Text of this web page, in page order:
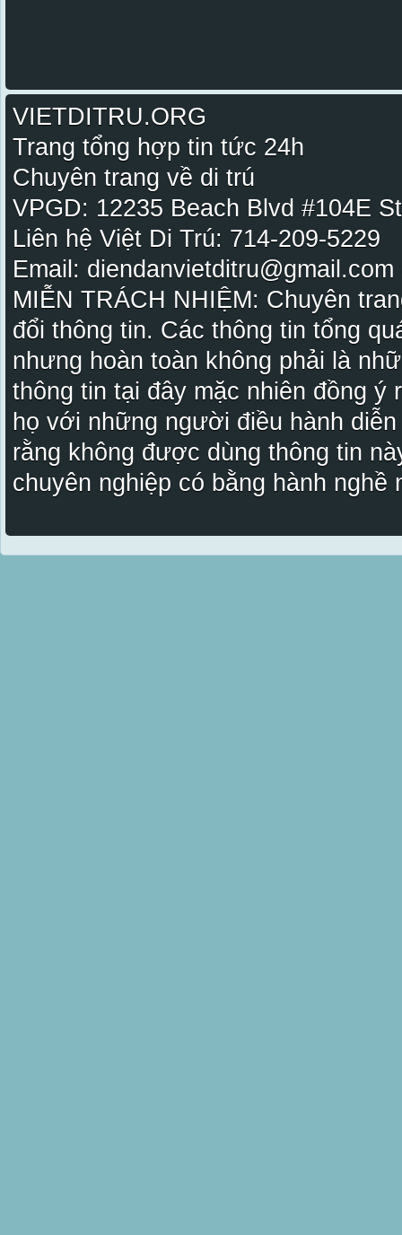
VIETDITRU.ORG
Trang tổng hợp tin tức 24h
Chuyên trang về di trú
VPGD: 12235 Beach Blvd #104E
Liên hệ Việt Di Trú: 714-209-5229
Email:
MIỄN TRÁCH NHIỆM: Chuyên
đổi thông tin. Các thông tin tổng
nhưng hoàn toàn không phải là
thông tin tại đây mặc nhiên đồng ý
họ với những người điều hành
rằng không được dùng thông tin
chuyên nghiệp có bằng hành